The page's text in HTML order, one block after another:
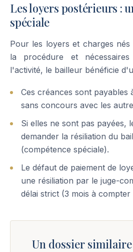
Les loyers postérieurs :
spéciale
Pour les loyers et charges nés
la procédure et
l'activité, le bailleur bénéficie
Ces créances sont payables
sans concours avec les
Si elles ne sont pas payées,
demander la résiliation du
(compétence spéciale).
Le défaut de paiement de
une résiliation par le juge-
délai strict (3 mois à compter
Un dossier similaire